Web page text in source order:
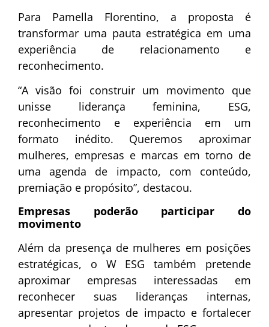
Para Pamella Florentino, a proposta é
transformar uma pauta estratégica em uma
experiência de relacionamento e
reconhecimento.
“A visão foi construir um movimento que
unisse liderança feminina, ESG,
reconhecimento e experiência em um
formato inédito. Queremos aproximar
mulheres, empresas e marcas em torno de
uma agenda de impacto, com conteúdo,
premiação e propósito”, destacou.
Empresas poderão participar do
movimento
Além da presença de mulheres em posições
estratégicas, o W ESG também pretende
aproximar empresas interessadas em
reconhecer suas lideranças internas,
apresentar projetos de impacto e fortalecer